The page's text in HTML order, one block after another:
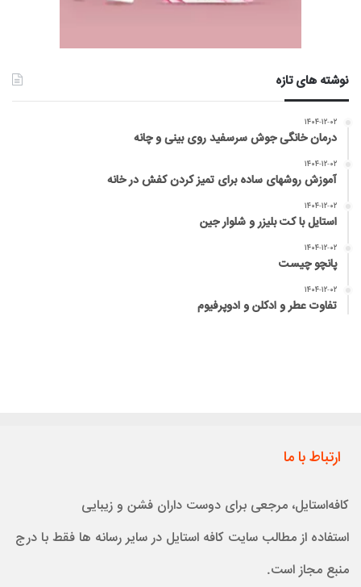
نوشته های تازه
۱۴۰۴-۱۲-۰۲
درمان خانگی جوش سرسفید روی بینی و چانه
۱۴۰۴-۱۲-۰۲
آموزش روشهای ساده برای تمیز کردن کفش در خانه
۱۴۰۴-۱۲-۰۲
استایل با کت بلیزر و شلوار جین
۱۴۰۴-۱۲-۰۲
پانچو چیست
۱۴۰۴-۱۲-۰۲
تفاوت عطر و ادکلن و ادوپرفیوم
ارتباط با ما
کافه‌استایل، مرجعی برای دوست داران فشن و زیبایی
استفاده از مطالب سایت کافه استایل در سایر رسانه ها فقط با درج
منبع مجاز است.